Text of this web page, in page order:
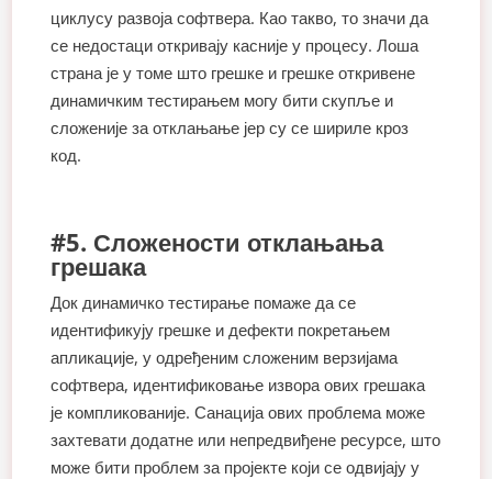
циклусу развоја софтвера. Као такво, то значи да
се недостаци откривају касније у процесу. Лоша
страна је у томе што грешке и грешке откривене
динамичким тестирањем могу бити скупље и
сложеније за отклањање јер су се шириле кроз
код.
#5. Сложености отклањања
грешака
Док динамичко тестирање помаже да се
идентификују грешке и дефекти покретањем
апликације, у одређеним сложеним верзијама
софтвера, идентификовање извора ових грешака
је компликованије. Санација ових проблема може
захтевати додатне или непредвиђене ресурсе, што
може бити проблем за пројекте који се одвијају у